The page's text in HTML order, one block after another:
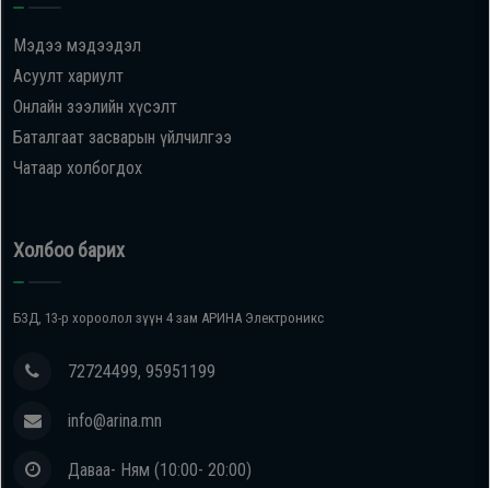
Мэдээ мэдээдэл
Асуулт хариулт
Онлайн зээлийн хүсэлт
Баталгаат засварын үйлчилгээ
Чатаар холбогдох
Холбоо барих
БЗД, 13-р хороолол зүүн 4 зам АРИНА Электроникс
72724499, 95951199
info@arina.mn
Даваа- Ням (10:00- 20:00)